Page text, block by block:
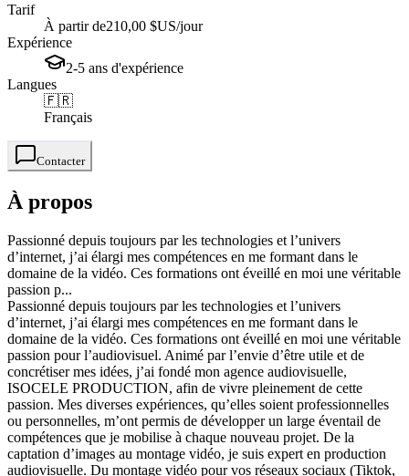
Tarif
À partir de210,00 $US/jour
Expérience
2-5 ans d'expérience
Langues
🇫🇷
Français
Contacter
À propos
Passionné depuis toujours par les technologies et l’univers
d’internet, j’ai élargi mes compétences en me formant dans le
domaine de la vidéo. Ces formations ont éveillé en moi une véritable
passion p...
Passionné depuis toujours par les technologies et l’univers
d’internet, j’ai élargi mes compétences en me formant dans le
domaine de la vidéo. Ces formations ont éveillé en moi une véritable
passion pour l’audiovisuel. Animé par l’envie d’être utile et de
concrétiser mes idées, j’ai fondé mon agence audiovisuelle,
ISOCELE PRODUCTION, afin de vivre pleinement de cette
passion. Mes diverses expériences, qu’elles soient professionnelles
ou personnelles, m’ont permis de développer un large éventail de
compétences que je mobilise à chaque nouveau projet. De la
captation d’images au montage vidéo, je suis expert en production
audiovisuelle. Du montage vidéo pour vos réseaux sociaux (Tiktok,